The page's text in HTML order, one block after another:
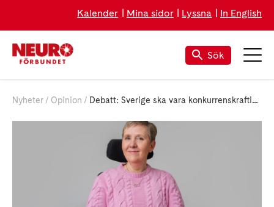
Kalender Mina sidor Lyssna In English
Sök
Nyheter Opinion Debatt: Sverige ska vara konkurrenskraftigt i att utveckla ny teknik